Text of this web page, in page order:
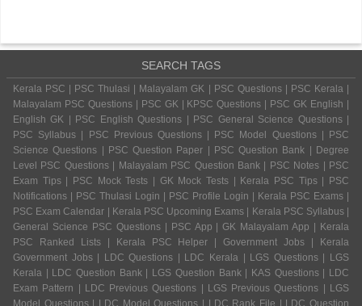
SEARCH TAGS
Kerala PSC | PSC Thulasi | Malayalam GK | PSC Questions | PSC Kerala |
Malayalam PSC Questions | PSC GK | KPSC Questions | PSC GK English |
English GK | PSC English Questions | PSC General Science Questions |
PSC Syllabus | PSC Previous Questions | PSC Model Questions | PSC
Science Questions | PSC Question Paper | PSC Question Bank | Degree
Level PSC Questions | Malayalam PSC Question Bank | PSC Notes | PSC
Exam Tips | PSC Mock Tests | GK Mock Tests | Kerala PSC Tips | PSC
Notifications | PSC Thulasi Login | PSC Profile Login | Kerala PSC Exams |
PSC Exam Calendar | Kerala PSC Upcoming Exams | Kerala PSC Syllabus |
General Science PSC Questions | PSC App | GK Malayalam App | Kerala
PSC Ranked Lists | Kerala PSC Helper | Government Jobs | Kerala
Government Jobs | LDC Questions | LDC Kerala | LGS Questions | LGS
Kerala | LDC Question Bank | LGS Question Bank | KAS Questions | LDC
Exam Pattern | LDC Previous Questions | LGS Previous Questions | LGS
Model Questions | LDC Model Questions | LDC Rank File | LDC Question